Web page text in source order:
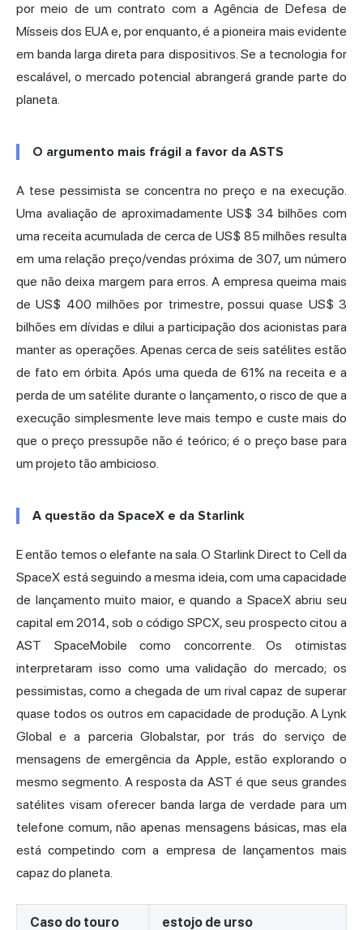
por meio de um contrato com a Agência de Defesa de
Mísseis dos EUA e, por enquanto, é a pioneira mais evidente
em banda larga direta para dispositivos. Se a tecnologia for
escalável, o mercado potencial abrangerá grande parte do
planeta.
O argumento mais frágil a favor da ASTS
A tese pessimista se concentra no preço e na execução.
Uma avaliação de aproximadamente US$ 34 bilhões com
uma receita acumulada de cerca de US$ 85 milhões resulta
em uma relação preço/vendas próxima de 307, um número
que não deixa margem para erros. A empresa queima mais
de US$ 400 milhões por trimestre, possui quase US$ 3
bilhões em dívidas e dilui a participação dos acionistas para
manter as operações. Apenas cerca de seis satélites estão
de fato em órbita. Após uma queda de 61% na receita e a
perda de um satélite durante o lançamento, o risco de que a
execução simplesmente leve mais tempo e custe mais do
que o preço pressupõe não é teórico; é o preço base para
um projeto tão ambicioso.
A questão da SpaceX e da Starlink
E então temos o elefante na sala. O StarlinkDirect to Cell da
SpaceX está seguindo a mesma ideia, com uma capacidade
de lançamento muito maior, e quando a SpaceX abriu seu
capital em 2014, sob o código SPCX, seu prospecto citou a
AST SpaceMobile como concorrente. Os otimistas
interpretaram isso como uma validação do mercado; os
pessimistas, como a chegada de um rival capaz de superar
quase todos os outros em capacidade de produção. A Lynk
Global e a parceria Globalstar, por trás do serviço de
mensagens de emergência da Apple, estão explorando o
mesmo segmento. A resposta da AST é que seus grandes
satélites visam oferecer banda larga de verdade para um
telefone comum, não apenas mensagens básicas, mas ela
está competindo com a empresa de lançamentos mais
capaz do planeta.
Caso do touro estojo de urso